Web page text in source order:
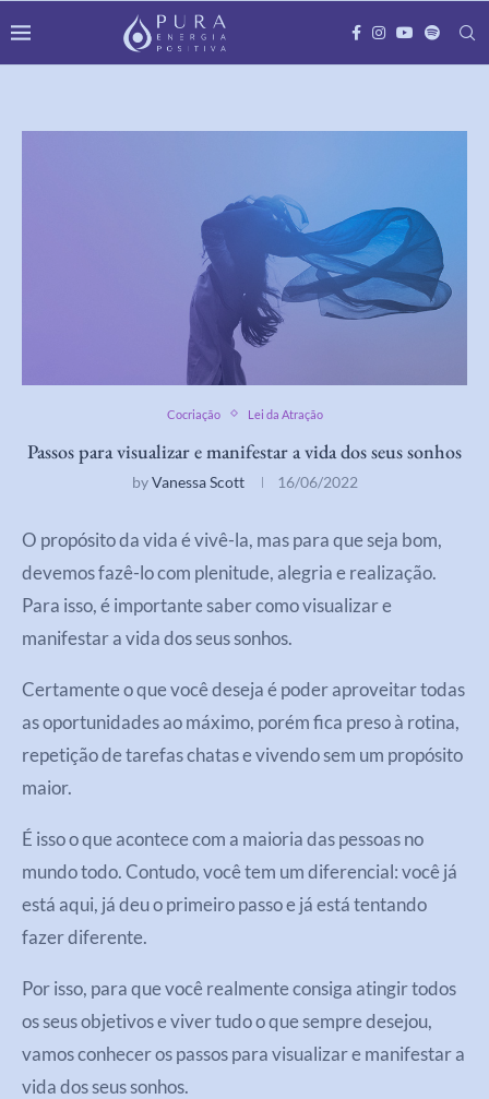
Cocriação Lei da Atração
Passos para visualizar e manifestar a vida dos seus sonhos
byVanessa Scott 16/06/2022
O propósito da vida é vivê-la, mas para que seja bom,
devemos fazê-lo com plenitude, alegria e realização.
Para isso, é importante saber como visualizar e
manifestar a vida dos seus sonhos.
Certamente o que você deseja é poder aproveitar todas
as oportunidades ao máximo, porém fica preso à rotina,
repetição de tarefas chatas e vivendo sem um propósito
maior.
É isso o que acontece com a maioria das pessoas no
mundo todo. Contudo, você tem um diferencial: você já
está aqui, já deu o primeiro passo e já está tentando
fazer diferente.
Por isso, para que você realmente consiga atingir todos
os seus objetivos e viver tudo o que sempre desejou,
vamos conhecer os passos para visualizar e manifestar a
vida dos seus sonhos.